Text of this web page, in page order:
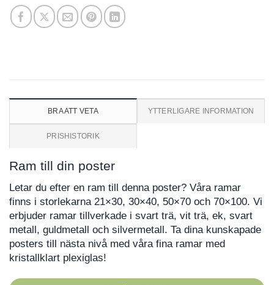
BRA ATT VETA YTTERLIGARE INFORMATION
PRISHISTORIK
Ram till din poster
Letar du efter en ram till denna poster? Våra ramar
finns i storlekarna 21×30, 30×40, 50×70 och 70×100. Vi
erbjuder ramar tillverkade i svart trä, vit trä, ek, svart
metall, guldmetall och silvermetall. Ta dina kunskapade
posters till nästa nivå med våra fina ramar med
kristallklart plexiglas!